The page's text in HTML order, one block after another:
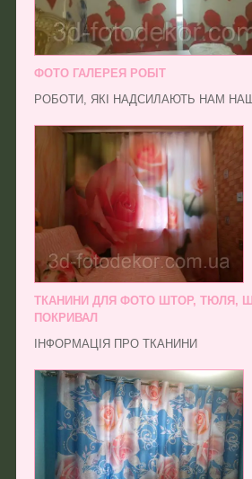
ФОТО ГАЛЕРЕЯ РОБІТ
РОБОТИ, ЯКІ НАДСИЛАЮТЬ НАМ
ТКАНИНИ ДЛЯ ФОТО ШТОР, ТЮЛЯ,
ПОКРИВАЛ
ІНФОРМАЦІЯ ПРО ТКАНИНИ